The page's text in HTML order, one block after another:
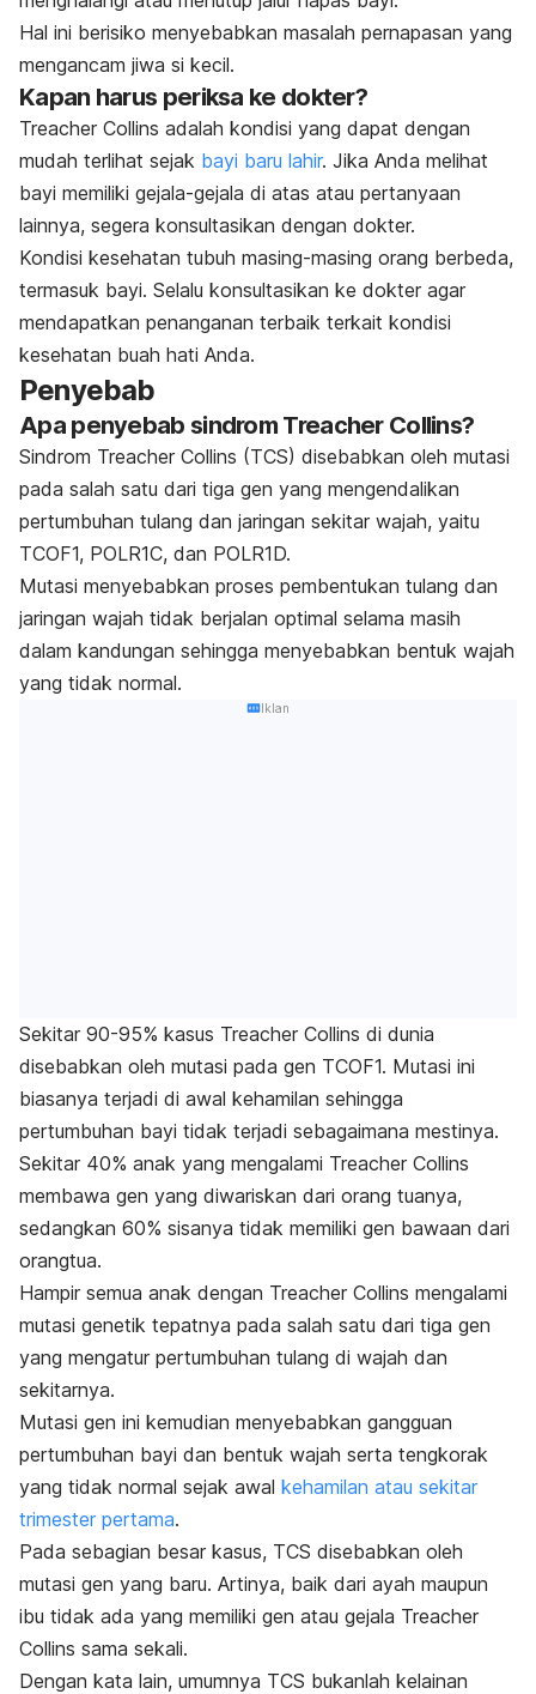
Hal ini berisiko menyebabkan masalah pernapasan yang
mengancam jiwa si kecil.
Kapan harus periksa ke dokter?
Treacher Collins adalah kondisi yang dapat dengan
mudah terlihat sejak bayi baru lahir. Jika Anda melihat
bayi memiliki gejala-gejala di atas atau pertanyaan
lainnya, segera konsultasikan dengan dokter.
Kondisi kesehatan tubuh masing-masing orang berbeda,
termasuk bayi. Selalu konsultasikan ke dokter agar
mendapatkan penanganan terbaik terkait kondisi
kesehatan buah hati Anda.
Penyebab
Apa penyebab sindrom Treacher Collins?
Sindrom Treacher Collins (TCS) disebabkan oleh mutasi
pada salah satu dari tiga gen yang mengendalikan
pertumbuhan tulang dan jaringan sekitar wajah, yaitu
TCOF1, POLR1C, dan POLR1D.
Mutasi menyebabkan proses pembentukan tulang dan
jaringan wajah tidak berjalan optimal selama masih
dalam kandungan sehingga menyebabkan bentuk wajah
yang tidak normal.
Iklan
Sekitar 90-95% kasus Treacher Collins di dunia
disebabkan oleh mutasi pada gen TCOF1. Mutasi ini
biasanya terjadi di awal kehamilan sehingga
pertumbuhan bayi tidak terjadi sebagaimana mestinya.
Sekitar 40% anak yang mengalami Treacher Collins
membawa gen yang diwariskan dari orang tuanya,
sedangkan 60% sisanya tidak memiliki gen bawaan dari
orangtua.
Hampir semua anak dengan Treacher Collins mengalami
mutasi genetik tepatnya pada salah satu dari tiga gen
yang mengatur pertumbuhan tulang di wajah dan
sekitarnya.
Mutasi gen ini kemudian menyebabkan gangguan
pertumbuhan bayi dan bentuk wajah serta tengkorak
yang tidak normal sejak awal kehamilan atau sekitar
trimester pertama.
Pada sebagian besar kasus, TCS disebabkan oleh
mutasi gen yang baru. Artinya, baik dari ayah maupun
ibu tidak ada yang memiliki gen atau gejala Treacher
Collins sama sekali.
Dengan kata lain, umumnya TCS bukanlah kelainan